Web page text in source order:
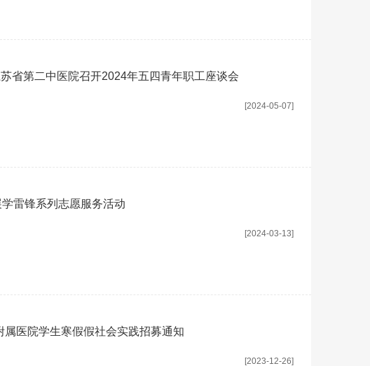
省第二中医院召开2024年五四青年职工座谈会
[2024-05-07]
雷锋系列志愿服务活动
[2024-03-13]
医院学生寒假假社会实践招募通知
[2023-12-26]